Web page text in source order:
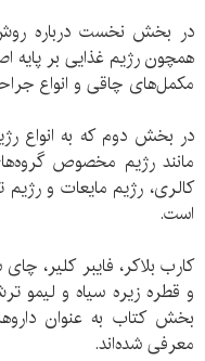
در بخش نخست درباره
همچون رژیم غذایی بر پایه
مکمل‌های چاقی و انواع
در بخش دوم که به انواع
مانند رژیم مخصوص
کالری، رژیم مایعات و رژیم
است.
کارب بلاکر، فایبر کلیر،
و قطره زیره سیاه و لیمو
بخش کتاب به عنوان
معرفی شده‌اند.